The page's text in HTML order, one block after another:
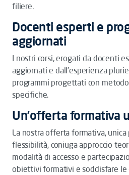
filiere.
Docenti esperti e
aggiornati
I nostri corsi, erogati da docenti
aggiornati e dall’esperienza
programmi progettati con
specifiche.
Un’offerta formativa
La nostra offerta formativa,
flessibilità, coniuga approccio
modalità di accesso e
obiettivi formativi e soddisfare le